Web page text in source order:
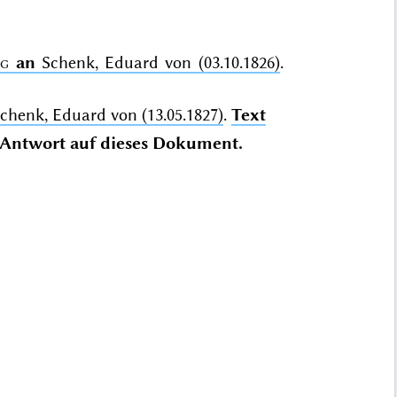
an Schenk, Eduard von (03.10.1826).
Eduard von (13.05.1827). Text
auf dieses Dokument.